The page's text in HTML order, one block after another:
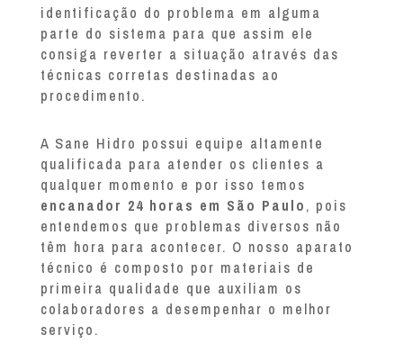
identificação do problema em alguma
parte do sistema para que assim ele
consiga reverter a situação através das
técnicas corretas destinadas ao
procedimento.
A Sane Hidro possui equipe altamente
qualificada para atender os clientes a
qualquer momento e por isso temos
encanador 24 horas em São Paulo, pois
entendemos que problemas diversos não
têm hora para acontecer. O nosso aparato
técnico é composto por materiais de
primeira qualidade que auxiliam os
colaboradores a desempenhar o melhor
serviço.